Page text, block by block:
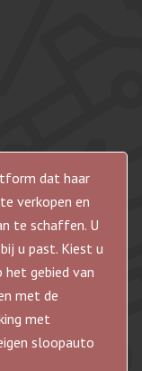
dat haar
verkopen en
te schaffen. U
u past. Kiest u
gebied van
met de
met
sloopauto